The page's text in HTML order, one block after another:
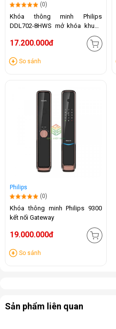
(0)
Khóa thông minh Philips
DDL702-8HWS mở khóa khuôn
17.200.000đ
So sánh
Philips
(0)
Khóa thông minh Philips 9300
kết nối Gateway
19.000.000đ
So sánh
Sản phẩm liên quan